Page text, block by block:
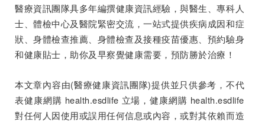
醫療資訊團隊具多年編撰健康資訊經驗，與醫生、專科人
士、體檢中心及醫院緊密交流，一站式提供疾病成因和症
狀、身體檢查推薦、身體檢查及接種疫苗優惠、預約驗身
和健康貼士，助你及早察覺健康需要，預防勝於治療！
本文章內容由(醫療健康資訊團隊)提供並只供參考，不代
表健康網購 health.esdlife 立場，健康網購 health.esdlife
對任何人因使用或誤用任何信息或內容，或對其依賴而造